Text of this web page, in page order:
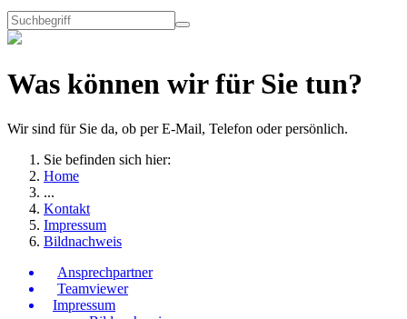
Was können wir für Sie tun?
Wir sind für Sie da, ob per E-Mail, Telefon oder persönlich.
Sie befinden sich hier:
Home
...
Kontakt
Impressum
Bildnachweis
Ansprechpartner
Teamviewer
Impressum